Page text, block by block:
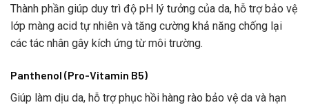
Thành phần giúp duy trì độ pH lý tưởng của da, hỗ trợ bảo vệ
lớp màng acid tự nhiên và tăng cường khả năng chống lại
các tác nhân gây kích ứng từ môi trường.
Panthenol (Pro-Vitamin B5)
Giúp làm dịu da, hỗ trợ phục hồi hàng rào bảo vệ da và hạn